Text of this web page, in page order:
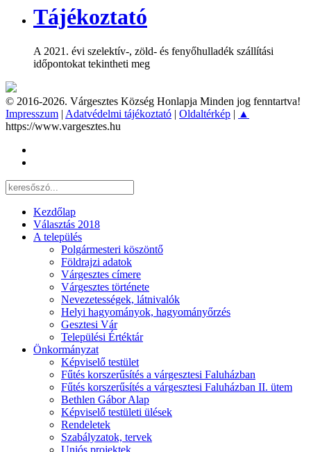
Tájékoztató
A 2021. évi szelektív-, zöld- és fenyőhulladék szállítási
időpontokat tekintheti meg
© 2016-2026. Várgesztes Község Honlapja Minden jog fenntartva!
Impresszum | Adatvédelmi tájékoztató | Oldaltérkép | ▲
https://www.vargesztes.hu
Kezdőlap
Választás 2018
A település
Polgármesteri köszöntő
Földrajzi adatok
Várgesztes címere
Várgesztes története
Nevezetességek, látnivalók
Helyi hagyományok, hagyományőrzés
Gesztesi Vár
Települési Értéktár
Önkormányzat
Képviselő testület
Fűtés korszerűsítés a várgesztesi Faluházban
Fűtés korszerűsítés a várgesztesi Faluházban II. ütem
Bethlen Gábor Alap
Képviselő testületi ülések
Rendeletek
Szabályzatok, tervek
Uniós projektek